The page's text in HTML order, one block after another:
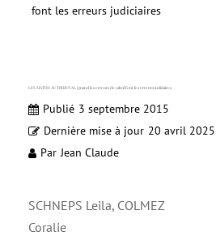
font les erreurs judiciaires
LES MATHS AU TRIBUNAL Quand les erreurs de calcul font les erreurs judiciaires
Publié 3 septembre 2015
Dernière mise à jour 20 avril 2025
Par Jean Claude
SCHNEPS Leila, COLMEZ
Coralie